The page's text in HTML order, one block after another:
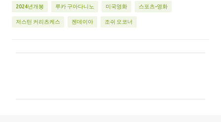
2024년개봉 루카 구아다니노 미국영화 스포츠-영화
저스틴 커리츠케스 젠데이아 조쉬 오코너